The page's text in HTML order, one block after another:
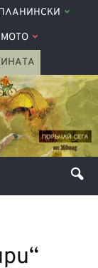
МОТО